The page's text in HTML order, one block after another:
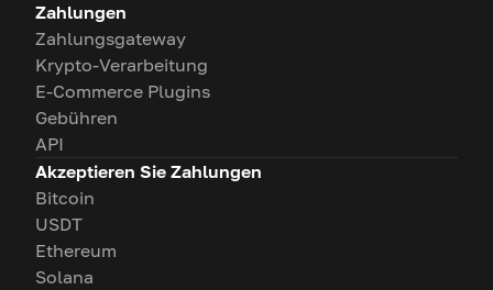
Zahlungen
Zahlungsgateway
Krypto-Verarbeitung
E-Commerce Plugins
Gebühren
API
Akzeptieren Sie Zahlungen
Bitcoin
USDT
Ethereum
Solana